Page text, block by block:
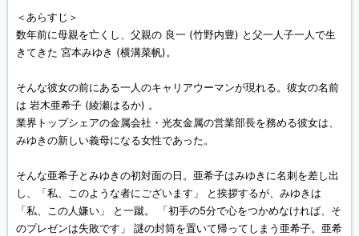
＜あらすじ＞
数年前に母親を亡くし、父親の 良一 (竹野内豊) と父一人子一人で生
きてきた 宮本みゆき (横溝菜帆)。
そんな彼女の前にある一人のキャリアウーマンが現れる。彼女の名前
は 岩木亜希子 (綾瀬はるか) 。
業界トップシェアの金属会社・光友金属の営業部長を務める彼女は、
みゆきの新しい義母になる女性であった。
そんな亜希子とみゆきの初対面の日。亜希子はみゆきに名刺を差し出
し、「私、このような者にございます」 と挨拶するが、みゆきは
「私、この人嫌い」 と一蹴。 「初手の5分で心をつかめなければ、そ
のプレゼンは失敗です」 謎の封筒を置いて帰ってしまう亜希子。亜希